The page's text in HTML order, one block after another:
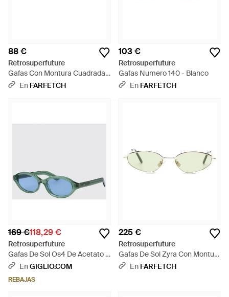
88 €
Retrosuperfuture
Gafas Con Montura Cuadrada -
Negro
En FARFETCH
103 €
Retrosuperfuture
Gafas Numero 140 - Blanco
En FARFETCH
169 €118,29 €
Retrosuperfuture
Gafas De Sol Os4 De Acetato -
AzulEnGIGLIO.COM
REBAJAS
225 €
Retrosuperfuture
Gafas De Sol Zyra Con Montura
Geométrica - Metálico
En FARFETCH